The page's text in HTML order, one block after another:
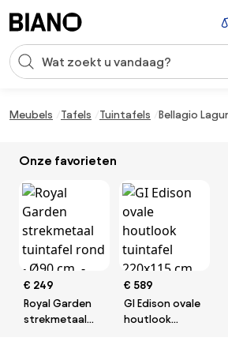
Zoekopdracht invoeren
Meubels Tafels Tuintafels Bellagio
Onze favorieten
€ 249
Royal Garden
strekmetaal
€ 589
GI Edison ovale
houtlook